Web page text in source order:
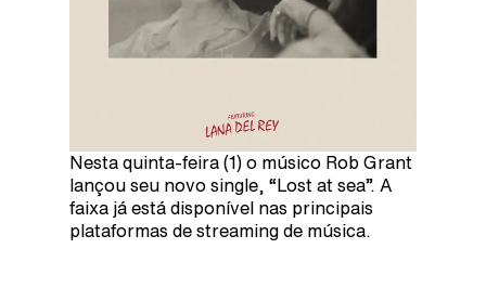
Nesta quinta-feira (1) o músico Rob Grant
lançou seu novo single, “Lost at sea”. A
faixa já está disponível nas principais
plataformas de streaming de música.